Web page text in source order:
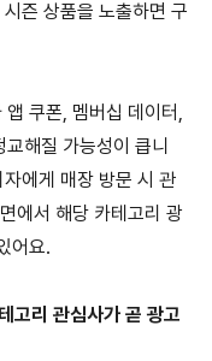
시즌 상품을 노출하면 구
앱 쿠폰 멤버십 데이터
해질 가능성이 큽니
에게 매장 방문 시 관
에서 해당 카테고리 광
어요.
고리 관심사가 곧 광고